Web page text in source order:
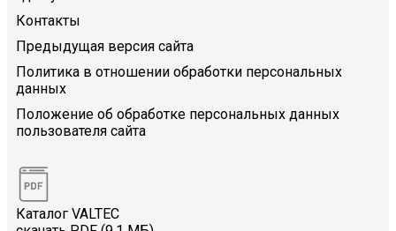
Контакты
Предыдущая версия сайта
Политика в отношении обработки персональных
данных
Положение об обработке персональных данных
пользователя сайта
Каталог VALTEC